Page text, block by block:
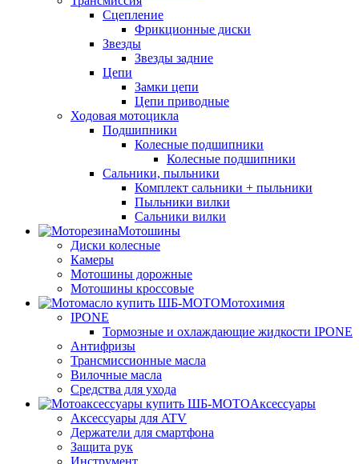
Cцепление
Фрикционные диски
Звезды
Звезды задние
Цепи
Замки цепи
Цепи приводные
Ходовая мотоцикла
Подшипники
Колесные подшипники
Колесные подшипники
Сальники, пыльники
Комплект сальники + пыльники
Пыльники вилки
Сальники вилки
Мотошины
Диски колесные
Камеры
Мотошины дорожные
Мотошины кроссовые
Мотохимия
IPONE
Тормозные и охлаждающие жидкости IPONE
Антифризы
Трансмиссионные масла
Вилочные масла
Средства для ухода
Аксессуары
Аксессуары для ATV
Держатели для смартфона
Защита рук
Инструмент